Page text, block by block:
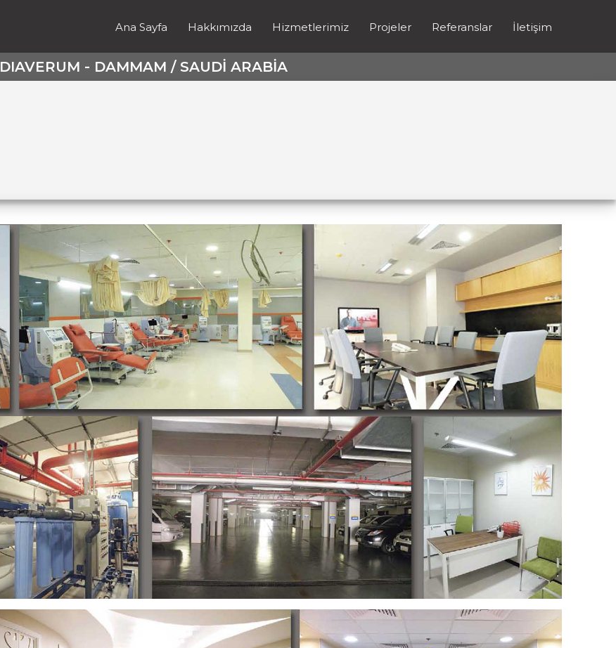
Ana Sayfa Hakkımızda Hizmetlerimiz Projeler Referanslar İletişim
DIAVERUM - DAMMAM / SAUDI ARABIA